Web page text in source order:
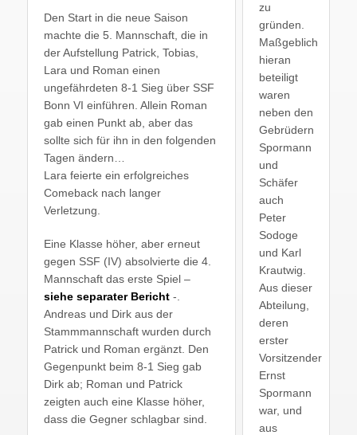
Den Start in die neue Saison
machte die 5. Mannschaft, die in
der Aufstellung Patrick, Tobias,
Lara und Roman einen
ungefährdeten 8-1 Sieg über SSF
Bonn VI einführen. Allein Roman
gab einen Punkt ab, aber das
sollte sich für ihn in den folgenden
Tagen ändern…
Lara feierte ein erfolgreiches
Comeback nach langer
Verletzung.
Eine Klasse höher, aber erneut
gegen SSF (IV) absolvierte die 4.
Mannschaft das erste Spiel –
siehe separater Bericht-.
Andreas und Dirk aus der
Stammmannschaft wurden durch
Patrick und Roman ergänzt. Den
Gegenpunkt beim 8-1 Sieg gab
Dirk ab; Roman und Patrick
zeigten auch eine Klasse höher,
dass die Gegner schlagbar sind.
zu
gründen.
Maßgeblich
hieran
beteiligt
waren
neben den
Gebrüdern
Spormann
und
Schäfer
auch
Peter
Sodoge
und Karl
Krautwig.
Aus dieser
Abteilung,
deren
erster
Vorsitzender
Ernst
Spormann
war, und
aus